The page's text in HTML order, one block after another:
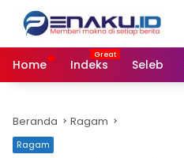
Langsung
konten
Home
Indeks Seleb
Beranda Ragam
Ragam